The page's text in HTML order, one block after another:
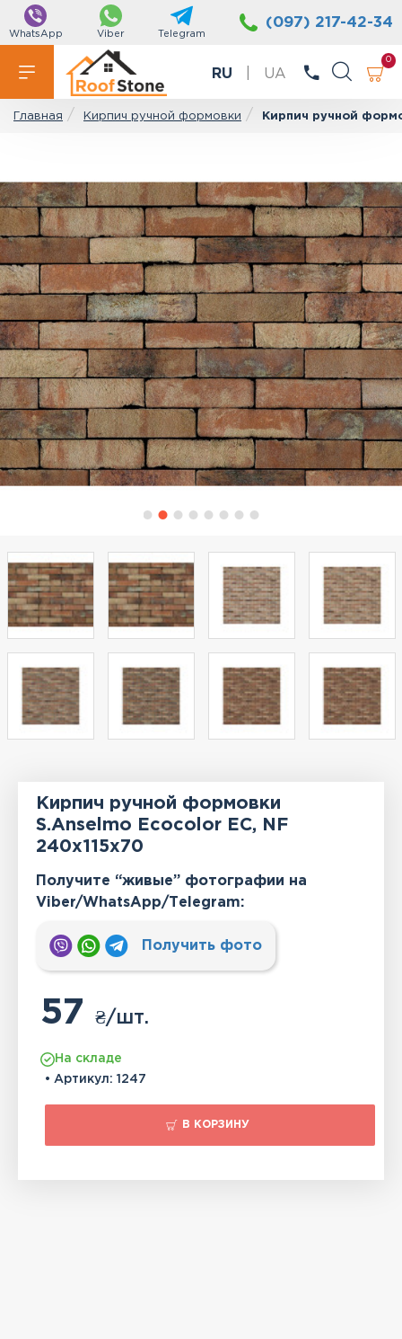
WhatsApp Viber Telegram
(097) 217-42-34
RU UA
0
Главная Кирпич ручной формовки Кирпич ручной
Кирпич ручной формовки
S.Anselmo Ecocolor EC, NF
240x115x70
Получите “живые” фотографии на
Viber/WhatsApp/Тelegram:
Получить фото
57₴/шт.
На складе
• Артикул: 1247
В КОРЗИНУ